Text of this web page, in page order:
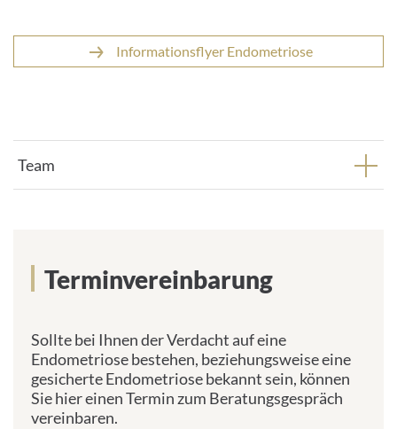
Informationsflyer Endometriose
Team
Terminvereinbarung
Sollte bei Ihnen der Verdacht auf eine
Endometriose bestehen, beziehungsweise eine
gesicherte Endometriose bekannt sein, können
Sie hier einen Termin zum Beratungsgespräch
vereinbaren.